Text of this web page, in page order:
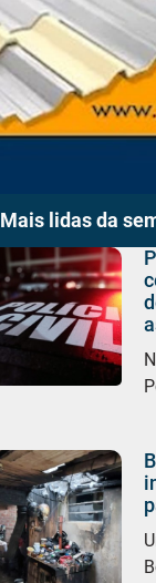
Mais lidas da